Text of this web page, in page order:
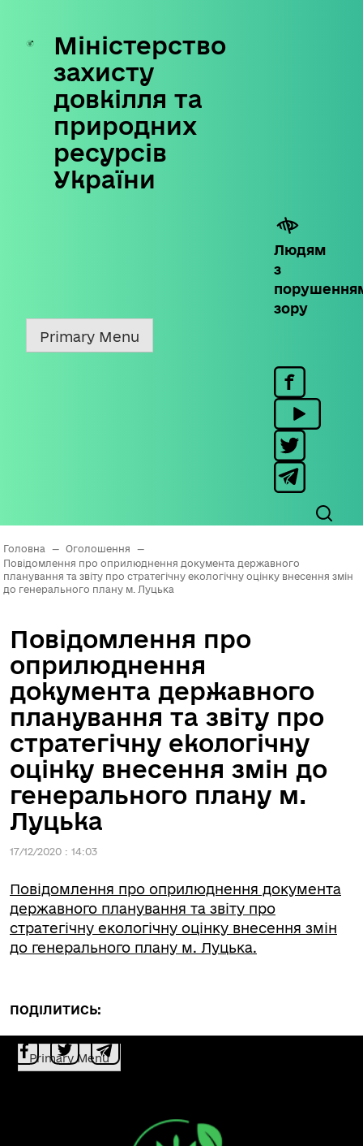
Skip
content
Міністерство
захисту
довкілля та
природних
ресурсів
України
Людям
з
зору
Primary Menu
Головна — Оголошення
—
Повідомлення про оприлюднення документа державного
планування та звіту про стратегічну екологічну оцінку внесення змін
до генерального плану м. Луцька
Повідомлення про
оприлюднення
документа державного
планування та звіту про
стратегічну екологічну
оцінку внесення змін до
генерального плану м.
Луцька
17/12/2020 : 14:03
Повідомлення про оприлюднення документа
державного планування та звіту про
стратегічну екологічну оцінку внесення змін
до генерального плану м. Луцька.
ПОДІЛИТИСЬ:
Primary Menu